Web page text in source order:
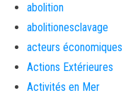
abolition
abolitionesclavage
acteurs économiques
Actions Extérieures
Activités en Mer